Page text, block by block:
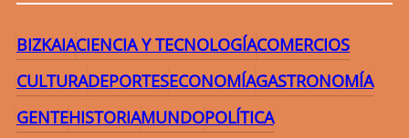
BIZKAIACIENCIA Y TECNOLOGÍACOMERCIOS
CULTURADEPORTESECONOMÍAGASTRONOMÍA
GENTEHISTORIAMUNDOPOLÍTICA